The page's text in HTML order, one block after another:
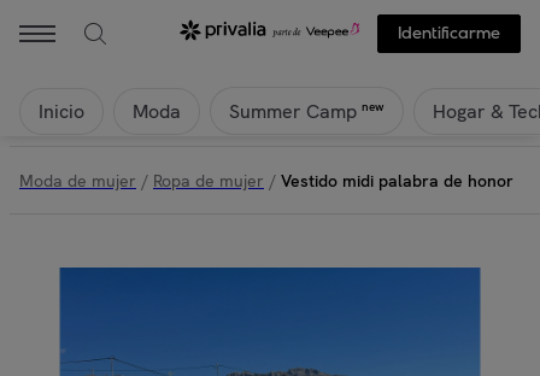
Identificarme
Inicio Moda Summer Camp new Hogar &
Moda de mujer / Ropa de mujer / Vestido midi palabra de honor